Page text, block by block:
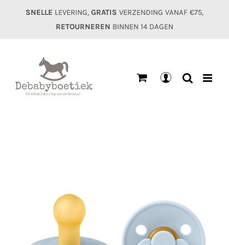
SNELLE LEVERING, GRATIS VERZENDING VANAF €75,
RETOURNEREN BINNEN 14 DAGEN